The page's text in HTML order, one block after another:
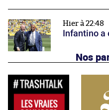
Hier à 22:48
Infantino a
Nos